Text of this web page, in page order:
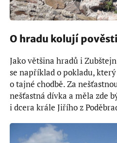
O hradu kolují pověsti
Jako většina hradů i
se například o pokladu,
o tajné chodbě. Za
nešťastná dívka a měla zde
i dcera krále Jiřího z